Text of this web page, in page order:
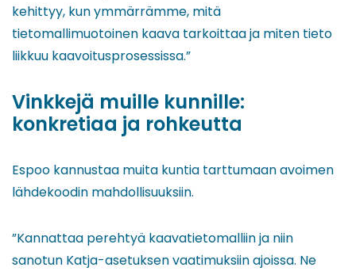
kehittyy, kun ymmärrämme, mitä
tietomallimuotoinen kaava tarkoittaa ja miten tieto
liikkuu kaavoitusprosessissa.”
Vinkkejä muille kunnille:
konkretiaa ja rohkeutta
Espoo kannustaa muita kuntia tarttumaan avoimen
lähdekoodin mahdollisuuksiin.
”Kannattaa perehtyä kaavatietomalliin ja niin
sanotun Katja-asetuksen vaatimuksiin ajoissa. Ne